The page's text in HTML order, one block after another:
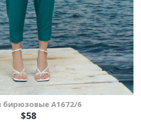
бирюзовые A1672/6
$58